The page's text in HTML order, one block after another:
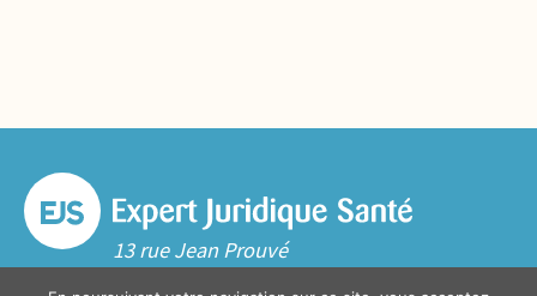
13 rue Jean Prouvé